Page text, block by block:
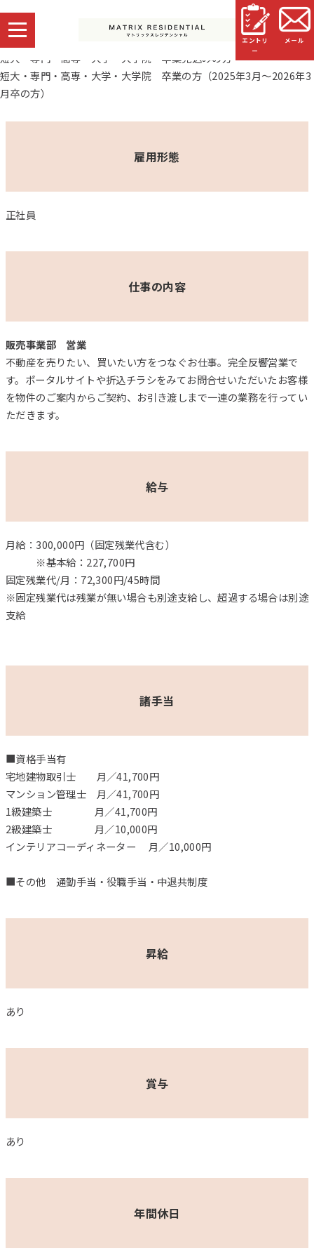
エントリ
ー
メール
営業職
短大・専門・高専・大学・大学院 卒業見込みの方
短大・専門・高専・大学・大学院 卒業の方（2025年3月～2026年3
月卒の方）
雇用形態
正社員
仕事の内容
販売事業部 営業
不動産を売りたい、買いたい方をつなぐお仕事。完全反響営業で
す。ポータルサイトや折込チラシをみてお問合せいただいたお客様
を物件のご案内からご契約、お引き渡しまで一連の業務を行ってい
ただきます。
給与
月給：300,000円（固定残業代含む）
※基本給：227,700円
固定残業代/月：72,300円/45時間
※固定残業代は残業が無い場合も別途支給し、超過する場合は別途
支給
諸手当
■資格手当有
宅地建物取引士 月／41,700円
マンション管理士 月／41,700円
1級建築士 月／41,700円
2級建築士 月／10,000円
インテリアコーディネーター 月／10,000円
■その他 通勤手当・役職手当・中退共制度
昇給
あり
賞与
あり
年間休日